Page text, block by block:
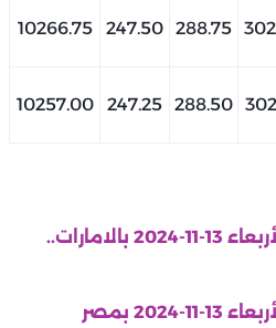
288.75
247.50
10266.75
288.50
247.25
10257.00
اسعار الذهب اليوم | الأربعاء 13-11-2024 بالامارات..
اسعار الذهب اليوم | الأربعاء 13-11-2024 بمصر